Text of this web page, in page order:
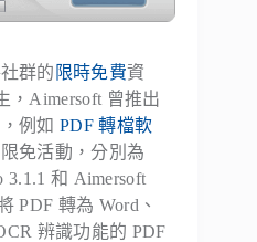
群的 限時免費資
，Aimersoft 曾推出
，例如PDF 轉檔軟
免活動，分別為
3.1.1 和 Aimersoft
PDF 轉為 Word、
辨識功能的 PDF